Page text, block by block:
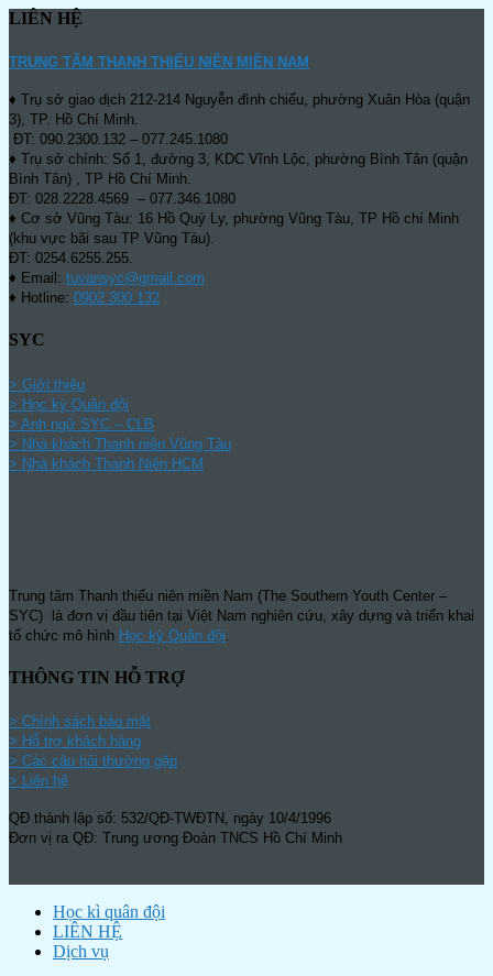
LIÊN HỆ
TRUNG TÂM THANH THIẾU NIÊN MIỀN NAM
♦ Trụ sở giao dịch 212-214 Nguyễn đình chiểu, phường Xuân Hòa (quận
3), TP. Hồ Chí Minh.
ĐT: 090.2300.132 – 077.245.1080
♦ Trụ sở chính: Số 1, đường 3, KDC Vĩnh Lộc, phường Bình Tân (quận
Bình Tân) , TP Hồ Chí Minh.
ĐT: 028.2228.4569 – 077.346.1080
♦ Cơ sở Vũng Tàu: 16 Hồ Quý Ly, phường Vũng Tàu, TP Hồ chí Minh
(khu vực bãi sau TP Vũng Tàu).
ĐT: 0254.6255.255.
♦ Email: tuvansyc@gmail.com
♦ Hotline: 0902 300 132
SYC
> Giới thiệu
> Học kỳ Quân đội
> Anh ngữ SYC – CLB
> Nhà khách Thanh niên Vũng Tàu
> Nhà khách Thanh Niên HCM
Trung tâm Thanh thiếu niên miền Nam (The Southern Youth Center –
SYC) là đơn vị đầu tiên tại Việt Nam nghiên cứu, xây dựng và triển khai
tổ chức mô hình Học kỳ Quân đội
THÔNG TIN HỖ TRỢ
> Chính sách bảo mật
> Hỗ trợ khách hàng
> Các câu hỏi thường gặp
> Liên hệ
QĐ thành lập số: 532/QĐ-TWĐTN, ngày 10/4/1996
Đơn vị ra QĐ: Trung ương Đoàn TNCS Hồ Chí Minh
Học kì quân đội
LIÊN HỆ
Dịch vụ